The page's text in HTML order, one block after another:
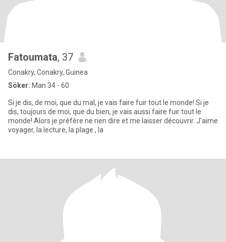
Fatoumata, 37
Conakry, Conakry, Guinea
Söker: Man 34 - 60
Si je dis, de moi, que du mal, je vais faire fuir tout le monde! Si je
dis, toujours de moi, que du bien, je vais aussi faire fuir tout le
monde! Alors je préfère ne rien dire et me laisser découvrir. J'aime
voyager, la lecture, la plage , la